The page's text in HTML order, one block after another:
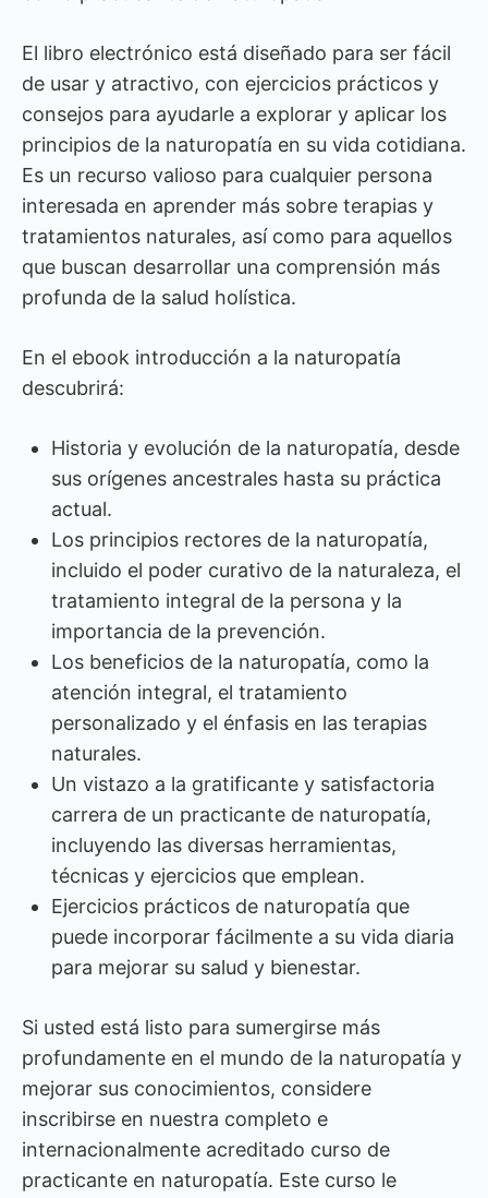
El libro electrónico está diseñado para ser fácil
de usar y atractivo, con ejercicios prácticos y
consejos para ayudarle a explorar y aplicar los
principios de la naturopatía en su vida cotidiana.
Es un recurso valioso para cualquier persona
interesada en aprender más sobre terapias y
tratamientos naturales, así como para aquellos
que buscan desarrollar una comprensión más
profunda de la salud holística.
En el ebook introducción a la naturopatía
descubrirá:
Historia y evolución de la naturopatía, desde
sus orígenes ancestrales hasta su práctica
actual.
Los principios rectores de la naturopatía,
incluido el poder curativo de la naturaleza, el
tratamiento integral de la persona y la
importancia de la prevención.
Los beneficios de la naturopatía, como la
atención integral, el tratamiento
personalizado y el énfasis en las terapias
naturales.
Un vistazo a la gratificante y satisfactoria
carrera de un practicante de naturopatía,
incluyendo las diversas herramientas,
técnicas y ejercicios que emplean.
Ejercicios prácticos de naturopatía que
puede incorporar fácilmente a su vida diaria
para mejorar su salud y bienestar.
Si usted está listo para sumergirse más
profundamente en el mundo de la naturopatía y
mejorar sus conocimientos, considere
inscribirse en nuestra completo e
internacionalmente acreditado curso de
practicante en naturopatía. Este curso le